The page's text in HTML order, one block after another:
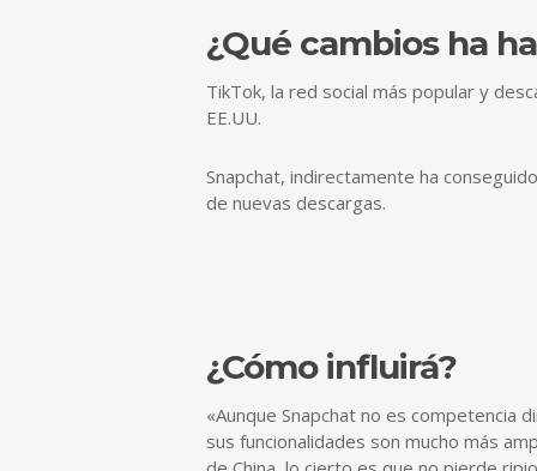
¿Qué cambios ha
TikTok, la red social más popular y
EE.UU.
Snapchat, indirectamente ha
de nuevas descargas.
¿Cómo influirá?
«Aunque Snapchat no es competencia
sus funcionalidades son mucho más